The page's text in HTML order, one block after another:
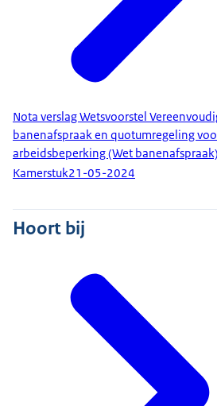
Nota verslag Wetsvoorstel
banenafspraak en quotumregeling
arbeidsbeperking (Wet banenafspraak)
Kamerstuk21-05-2024
Hoort bij